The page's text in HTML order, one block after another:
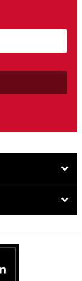
to subscribe to